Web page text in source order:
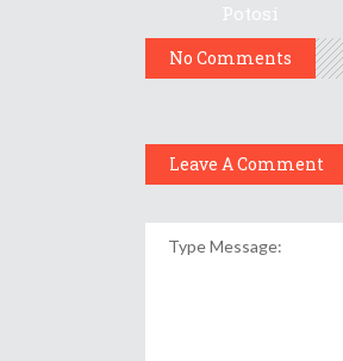
Potosí
No Comments
Leave A Comment